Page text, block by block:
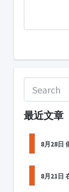
最近文章
8月28日
8月21日